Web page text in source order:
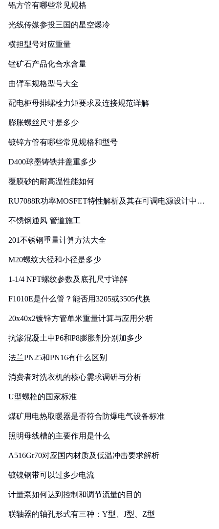
铝方管有哪些常见规格
光线传媒参投三国的星空爆冷
横担型号对应重量
锰矿石产品化合水含量
曲臂车规格型号大全
配电柜母排螺栓力矩要求及连接规范详解
膨胀螺丝尺寸是多少
镀锌方管有哪些常见规格和型号
D400球墨铸铁井盖重多少
覆膜砂的耐高温性能如何
RU7088R功率MOSFET特性解析及其在可调电源设计中的
不锈钢通风 管道施工
201不锈钢重量计算方法大全
M20螺纹大径和小径是多少
1-1/4 NPT螺纹参数及底孔尺寸详解
F1010E是什么管？能否用3205或3505代换
20x40x2镀锌方管单米重量计算与应用分析
抗渗混凝土中P6和P8膨胀剂分别加多少
法兰PN25和PN16有什么区别
消费者对洗衣机的核心需求调研与分析
U型螺栓的国家标准
煤矿用电热取暖器是否符合防爆电气设备标准
照明母线槽的主要作用是什么
A516Gr70对应国内材质及低温冲击要求解析
镀镍钢带可以过多少电流
计量泵如何达到控制和调节流量的目的
联轴器的轴孔形式有三种：Y型、J型、Z型